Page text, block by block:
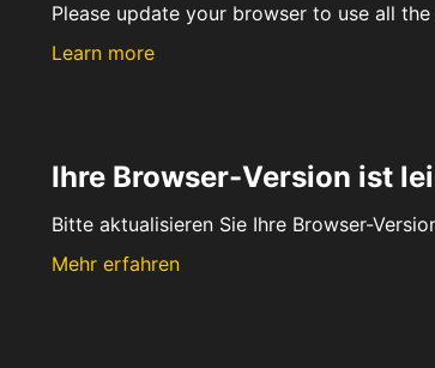
Please update your browser to use all
Learn more
Ihre Browser-Version ist
Bitte aktualisieren Sie Ihre Browser-
Mehr erfahren